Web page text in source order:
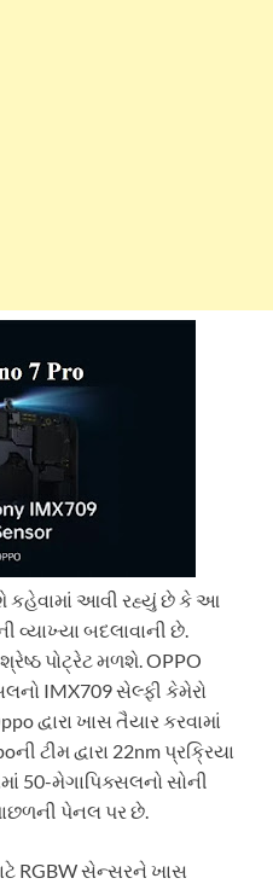
કહેવામાં આવી રહ્યું છે કે આ
વ્યાખ્યા બદલાવાની છે.
પોટ્રેટ મળશે. OPPO
IMX709 સેલ્ફી કેમેરો
દ્વારા ખાસ તૈયાર કરવામાં
ટીમ દ્વારા 22nm પ્રક્રિયા
50-મેગાપિક્સલનો સોની
પેનલ પર છે.
RGBW સેન્સરને ખાસ